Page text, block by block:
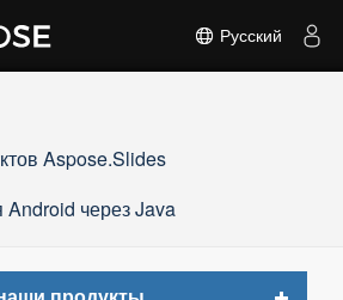
Русский
Aspose.Slides
через Java